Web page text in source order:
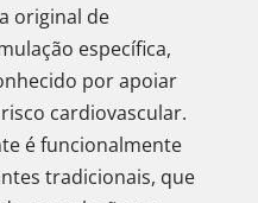
original de
específica,
por apoiar
cardiovascular.
é funcionalmente
tradicionais, que